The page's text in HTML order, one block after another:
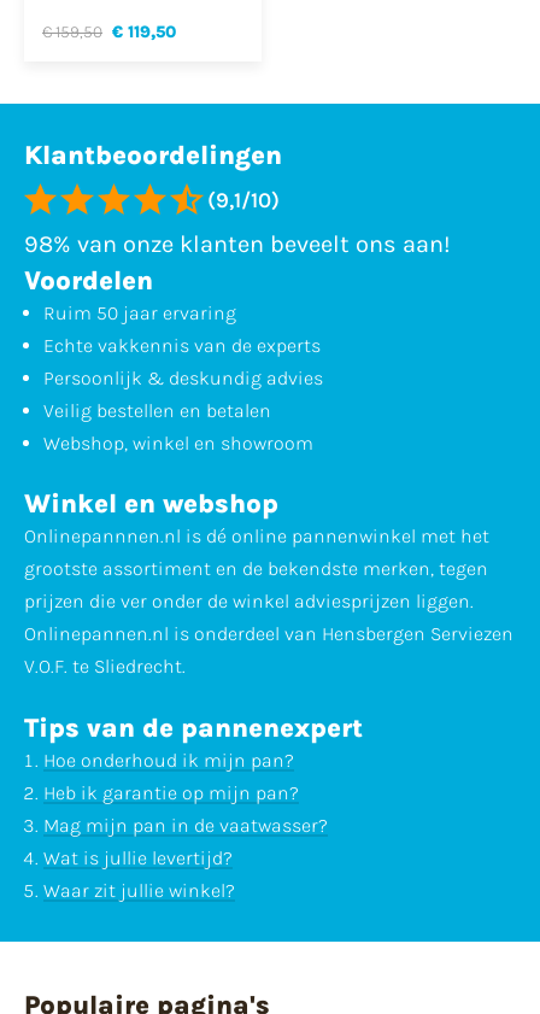
€ 159,50 € 119,50
Klantbeoordelingen
(9,1/10)
98% van onze klanten beveelt ons aan!
Voordelen
Ruim 50 jaar ervaring
Echte vakkennis van de experts
Persoonlijk & deskundig advies
Veilig bestellen en betalen
Webshop, winkel en showroom
Winkel en webshop
Onlinepannnen.nl is dé online pannenwinkel met het
grootste assortiment en de bekendste merken, tegen
prijzen die ver onder de winkel adviesprijzen liggen.
Onlinepannen.nl is onderdeel van Hensbergen Serviezen
V.O.F. te Sliedrecht.
Tips van de pannenexpert
Hoe onderhoud ik mijn pan?
Heb ik garantie op mijn pan?
Mag mijn pan in de vaatwasser?
Wat is jullie levertijd?
Waar zit jullie winkel?
Populaire pagina's